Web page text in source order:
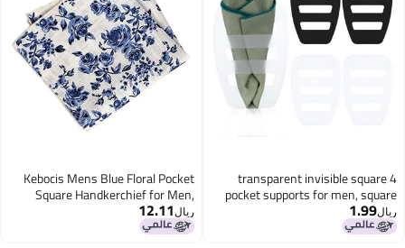
4 transparent invisible square
pocket supports for men, square
pocket scarf organizer, accessories
for men, vests, suits and
ريال1.99
Kebocis Mens Blue Floral Pocket
Square Handkerchief for Men,
White
ريال12.11